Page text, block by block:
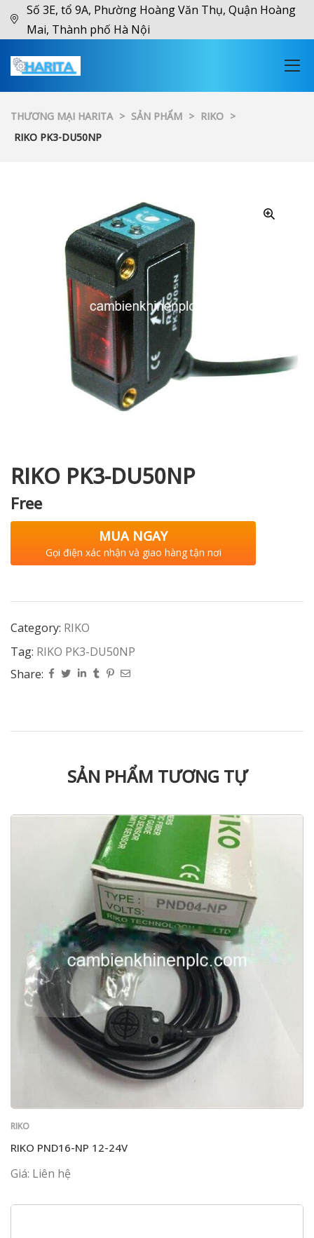
Số 3E, tổ 9A, Phường Hoàng Văn Thụ, Quận Hoàng
Mai, Thành phố Hà Nội
THƯƠNG MẠI HARITA > SẢN PHẨM > RIKO >
RIKO PK3-DU50NP
RIKO PK3-DU50NP
Free
MUA NGAY
Gọi điện xác nhận và giao hàng tận nơi
Category: RIKO
Tag: RIKO PK3-DU50NP
Share:
SẢN PHẨM TƯƠNG TỰ
RIKO
RIKO PND16-NP 12-24V
Giá: Liên hệ